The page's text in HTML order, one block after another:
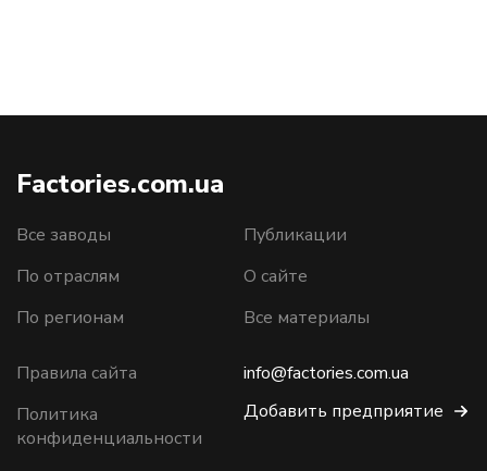
Factories.com.ua
Все заводы
По отраслям
По регионам
Публикации
О сайте
Все материалы
Правила сайта
Политика
конфиденциальности
info@factories.com.ua
Добавить предприятие